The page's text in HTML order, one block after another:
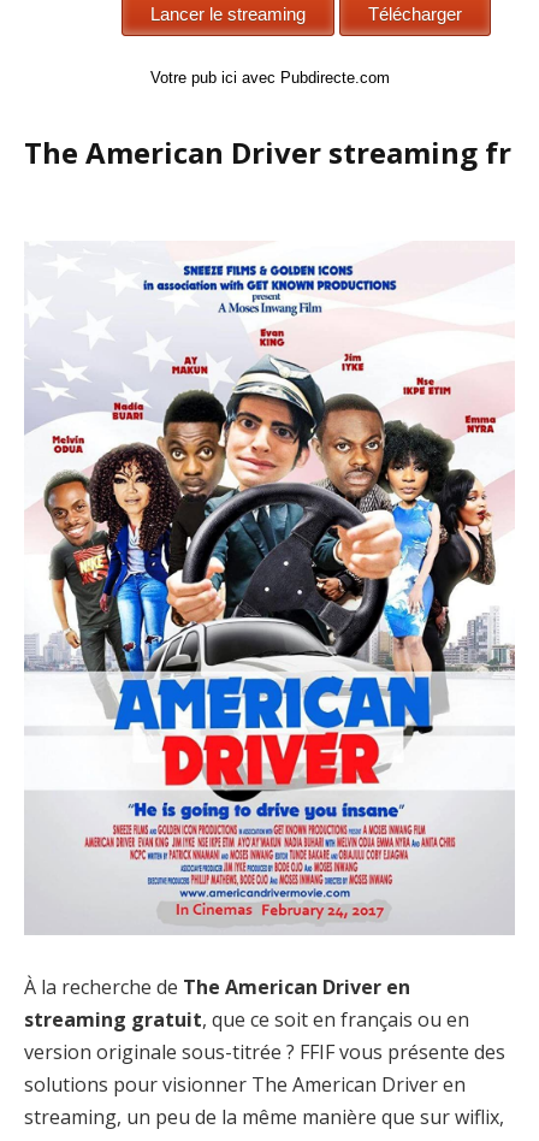
Votre pub ici avec Pubdirecte.com
The American Driver streaming fr
À la recherche de The American Driver en
streaming gratuit, que ce soit en français ou en
version originale sous-titrée ? FFIF vous présente des
solutions pour visionner The American Driver en
streaming, un peu de la même manière que sur wiflix,